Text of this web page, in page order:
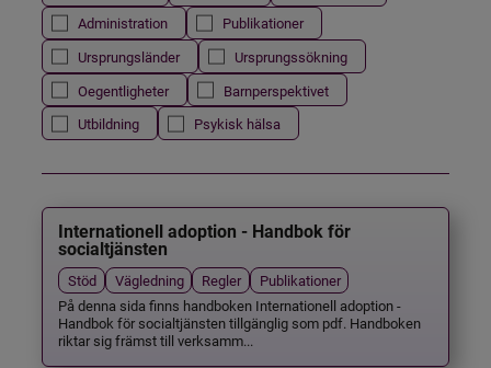
Administration
Publikationer
Ursprungsländer
Ursprungssökning
Oegentligheter
Barnperspektivet
Utbildning
Psykisk hälsa
Internationell adoption - Handbok för
socialtjänsten
Stöd Vägledning Regler
Publikationer
På denna sida finns handboken Internationell adoption -
Handbok för socialtjänsten tillgänglig som pdf. Handboken
riktar sig främst till verksamm...